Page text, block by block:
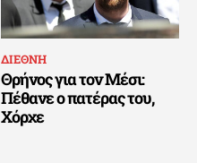
ΔΙΕΘΝΗ
Θρήνος για τον Μέσι:
Πέθανε ο πατέρας του,
Χόρχε